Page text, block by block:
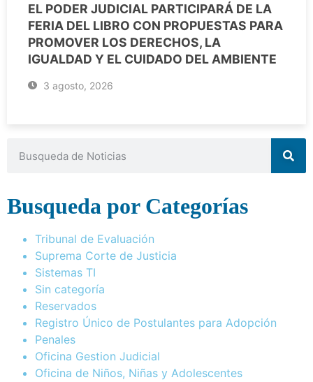
EL PODER JUDICIAL PARTICIPARÁ DE LA
FERIA DEL LIBRO CON PROPUESTAS PARA
PROMOVER LOS DERECHOS, LA
IGUALDAD Y EL CUIDADO DEL AMBIENTE
3 agosto, 2026
Busqueda por Categorías
Tribunal de Evaluación
Suprema Corte de Justicia
Sistemas TI
Sin categoría
Reservados
Registro Único de Postulantes para Adopción
Penales
Oficina Gestion Judicial
Oficina de Niños, Niñas y Adolescentes